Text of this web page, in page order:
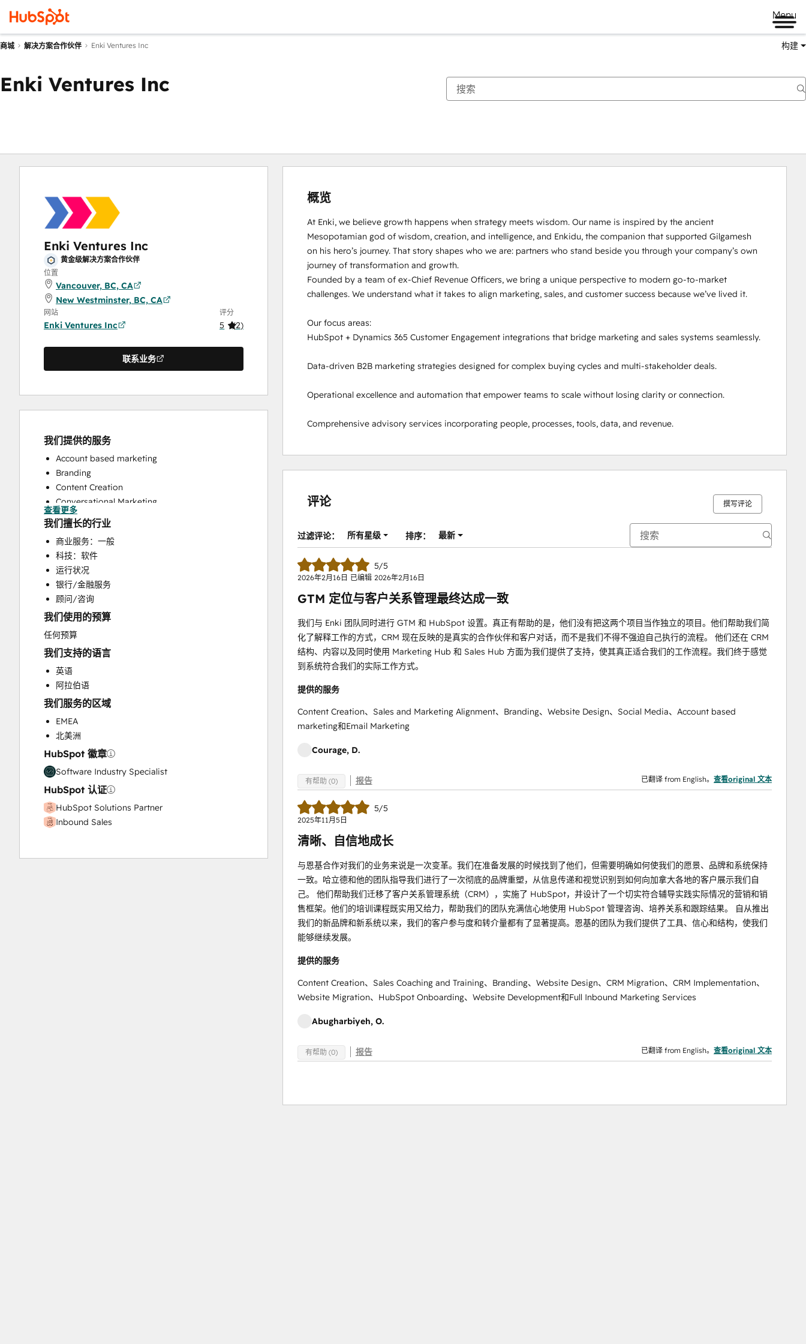
Menu
商城 解决方案合作伙伴 Enki Ventures Inc 构建
Enki Ventures Inc
Enki Ventures Inc
黄金级解决方案合作伙伴
位置
Vancouver, BC, CA
New Westminster, BC, CA
网站
Enki Ventures Inc
评分
5 (2)
联系业务
我们提供的服务
Account based marketing
Branding
Content Creation
Conversational Marketing
CRM Implementation
CRM Migration
Customer Marketing
Email Marketing
Full Inbound Marketing Services
HubSpot Onboarding
Knowledge Base Development
Paid Advertising
Programmable Automation
Sales and Marketing Alignment
Sales Coaching and Training
Sales Enablement
Search Engine Optimization
Social Media
Video Production
Website Design
Website Development
Website Migration
查看更多
我们擅长的行业
商业服务：一般
科技：软件
运行状况
银行/金融服务
顾问/咨询
我们使用的预算
任何预算
我们支持的语言
英语
阿拉伯语
我们服务的区域
EMEA
北美洲
HubSpot 徽章
Software Industry Specialist
HubSpot 认证
HubSpot Solutions Partner
Inbound Sales
概览
At Enki, we believe growth happens when strategy meets wisdom. Our name is inspired by the ancient
Mesopotamian god of wisdom, creation, and intelligence, and Enkidu, the companion that supported Gilgamesh
on his hero’s journey. That story shapes who we are: partners who stand beside you through your company’s own
journey of transformation and growth.
Founded by a team of ex-Chief Revenue Officers, we bring a unique perspective to modern go-to-market
challenges. We understand what it takes to align marketing, sales, and customer success because we’ve lived it.
Our focus areas:
HubSpot + Dynamics 365 Customer Engagement integrations that bridge marketing and sales systems seamlessly.
Data-driven B2B marketing strategies designed for complex buying cycles and multi-stakeholder deals.
Operational excellence and automation that empower teams to scale without losing clarity or connection.
Comprehensive advisory services incorporating people, processes, tools, data, and revenue.
评论 撰写评论
过滤评论： 所有星级 排序： 最新
5/5
2026年2月16日 已编辑 2026年2月16日
GTM 定位与客户关系管理最终达成一致
我们与 Enki 团队同时进行 GTM 和 HubSpot 设置。真正有帮助的是，他们没有把这两个项目当作独立的项目。他们帮助我们简
化了解释工作的方式，CRM 现在反映的是真实的合作伙伴和客户对话，而不是我们不得不强迫自己执行的流程。 他们还在 CRM
结构、内容以及同时使用 Marketing Hub 和 Sales Hub 方面为我们提供了支持，使其真正适合我们的工作流程。我们终于感觉
到系统符合我们的实际工作方式。
提供的服务
Content Creation、Sales and Marketing Alignment、Branding、Website Design、Social Media、Account based
marketing和Email Marketing
Courage, D.
有帮助 (0) 报告 已翻译 from English。 查看original 文本
5/5
2025年11月5日
清晰、自信地成长
与恩基合作对我们的业务来说是一次变革。我们在准备发展的时候找到了他们，但需要明确如何使我们的愿景、品牌和系统保持
一致。哈立德和他的团队指导我们进行了一次彻底的品牌重塑，从信息传递和视觉识别到如何向加拿大各地的客户展示我们自
己。 他们帮助我们迁移了客户关系管理系统（CRM），实施了 HubSpot，并设计了一个切实符合辅导实践实际情况的营销和销
售框架。他们的培训课程既实用又给力，帮助我们的团队充满信心地使用 HubSpot 管理咨询、培养关系和跟踪结果。 自从推出
我们的新品牌和新系统以来，我们的客户参与度和转介量都有了显著提高。恩基的团队为我们提供了工具、信心和结构，使我们
能够继续发展。
提供的服务
Content Creation、Sales Coaching and Training、Branding、Website Design、CRM Migration、CRM Implementation、
Website Migration、HubSpot Onboarding、Website Development和Full Inbound Marketing Services
Abugharbiyeh, O.
有帮助 (0) 报告 已翻译 from English。 查看original 文本